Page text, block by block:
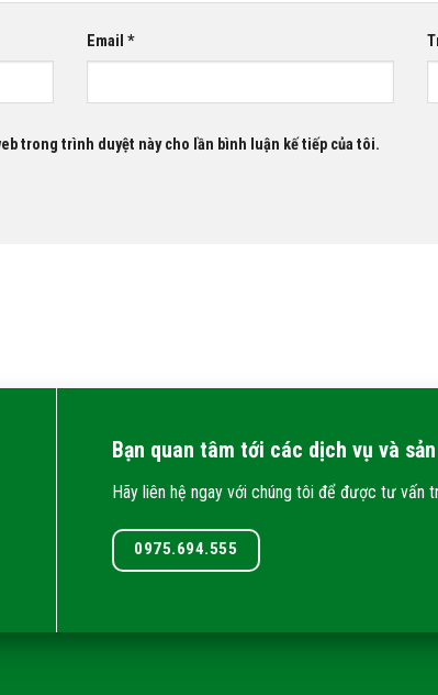
Email*
trong trình duyệt này cho lần bình luận kế tiếp của tôi.
Bạn quan tâm tới các dịch vụ và
Hãy liên hệ ngay với chúng tôi để được tư vấn
0975.694.555